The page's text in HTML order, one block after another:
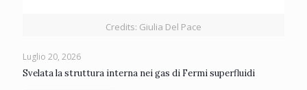
Credits: Giulia Del Pace
Luglio 20, 2026
Svelata la struttura interna nei gas di Fermi superfluidi